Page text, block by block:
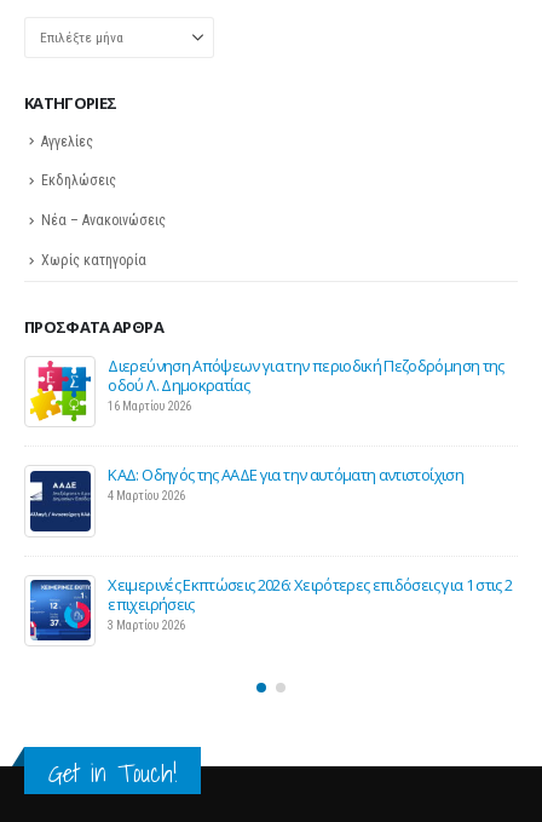
KΑΤΗΓΟΡΊΕΣ
Αγγελίες
Εκδηλώσεις
Νέα – Ανακοινώσεις
Χωρίς κατηγορία
ΠΡΌΣΦΑΤΑ ΆΡΘΡΑ
Διερεύνηση Απόψεων για την περιοδική Πεζοδρόμηση της
οδού Λ. Δημοκρατίας
16 Μαρτίου 2026
ΚΑΔ: Οδηγός της ΑΑΔΕ για την αυτόματη αντιστοίχιση
4 Μαρτίου 2026
Χειμερινές Εκπτώσεις 2026: Χειρότερες επιδόσεις για 1 στις 2
επιχειρήσεις
3 Μαρτίου 2026
Get in Touch!